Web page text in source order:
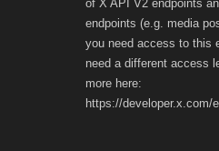
of X API V2 endpoints
endpoints (e.g. media
you need access to this
need a different access
more here:
https://developer.x.com/